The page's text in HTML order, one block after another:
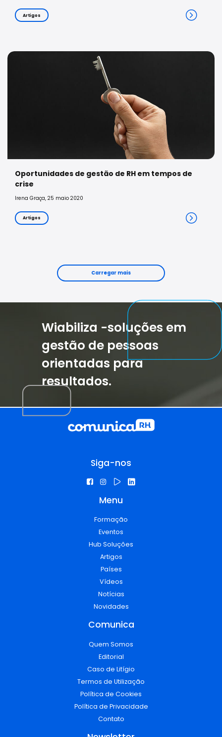
Artigos
Oportunidades de gestão de RH em tempos de
crise
Irena Graça, 25 maio 2020
Artigos
Carregar mais
Wiabiliza -soluções em
gestão de pessoas
orientadas para
resultados.
Siga-nos
Menu
Formação
Eventos
Hub Soluções
Artigos
Países
Vídeos
Notícias
Novidades
Comunica
Quem Somos
Editorial
Caso de Litígio
Termos de Utilização
Política de Cookies
Política de Privacidade
Contato